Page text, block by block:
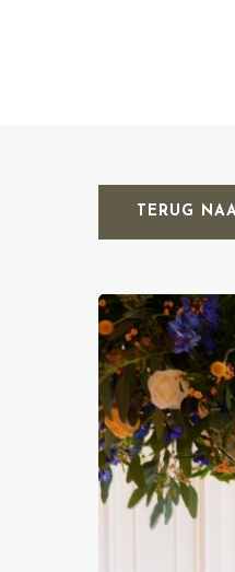
Hit
TERUG